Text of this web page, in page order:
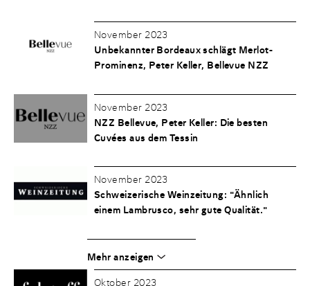
November 2023
Unbekannter Bordeaux schlägt Merlot-
Prominenz, Peter Keller, Bellevue NZZ
November 2023
NZZ Bellevue, Peter Keller: Die besten
Cuvées aus dem Tessin
November 2023
Schweizerische Weinzeitung: "Ähnlich
einem Lambrusco, sehr gute Qualität."
Mehr anzeigen
Oktober 2023